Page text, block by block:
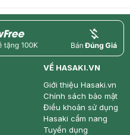
price
VỀ HASAKI.VN
Giới thiệu Hasaki.vn
Chính sách bảo mật
Điều khoản sử dụng
Hasaki cẩm nang
Tuyển dụng